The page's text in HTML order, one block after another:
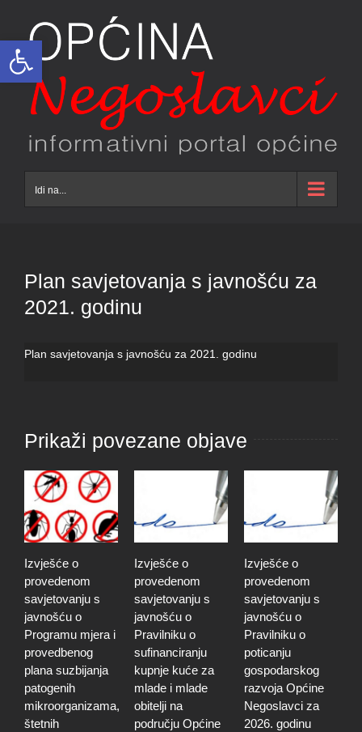
Open toolbar
content
Idi na...
Plan savjetovanja s javnošću za
2021. godinu
Plan savjetovanja s javnošću za 2021. godinu
Prikaži povezane objave
Izvješće o
provedenom
savjetovanju s
javnošću o
Programu mjera i
provedbenog
plana suzbijanja
patogenih
mikroorganizama,
štetnih
Izvješće o
provedenom
savjetovanju s
javnošću o
Pravilniku o
sufinanciranju
kupnje kuće za
mlade i mlade
obitelji na
području Općine
Izvješće o
provedenom
savjetovanju s
javnošću o
Pravilniku o
poticanju
gospodarskog
razvoja Općine
Negoslavci za
2026. godinu